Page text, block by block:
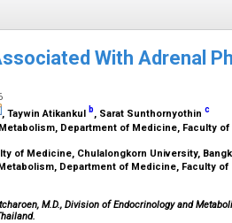
With Adrenal
, Taywin Atikankul b, Sarat Sunthornyothin c
Department of Medicine, Faculty
of Medicine, Chulalongkorn University,
Department of Medicine, Faculty
M.D., Division of Endocrinology and